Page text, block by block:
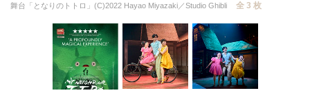
舞台「となりのトトロ」(C)2022 Hayao Miyazaki／Studio Ghibli 全 3 枚